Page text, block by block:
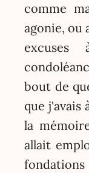
comme
agonie, ou
bout de
que j'avais
la
allait